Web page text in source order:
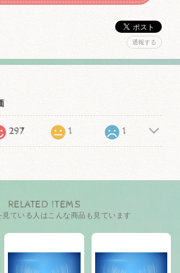
通報する
297 1 1
RELATED ITEMS
見ている人はこんな商品も見ています